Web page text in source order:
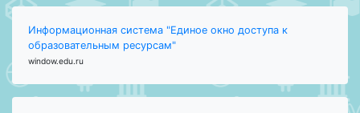
Информационная система "Единое окно доступа к
образовательным ресурсам"
window.edu.ru